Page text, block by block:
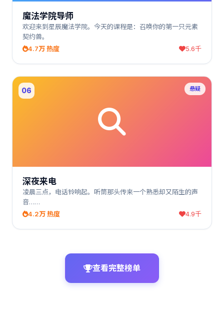
魔法学院导师
欢迎来到星辰魔法学院。今天的课程是：召唤你的第一只元素
契约兽。
4.7万 热度
5.6千
06 悬疑
深夜来电
凌晨三点，电话铃响起。听筒那头传来一个熟悉却又陌生的声
音……
4.2万 热度
4.9千
查看完整榜单